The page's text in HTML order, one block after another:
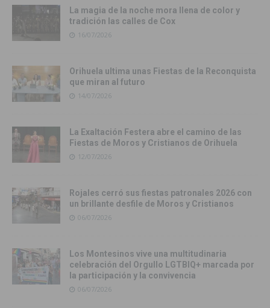
La magia de la noche mora llena de color y
tradición las calles de Cox
16/07/2026
Orihuela ultima unas Fiestas de la Reconquista
que miran al futuro
14/07/2026
La Exaltación Festera abre el camino de las
Fiestas de Moros y Cristianos de Orihuela
12/07/2026
Rojales cerró sus fiestas patronales 2026 con
un brillante desfile de Moros y Cristianos
06/07/2026
Los Montesinos vive una multitudinaria
celebración del Orgullo LGTBIQ+ marcada por
la participación y la convivencia
06/07/2026